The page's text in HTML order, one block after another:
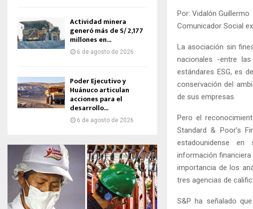
Por: Vidalón Guillermo
Comunicador Social
La asociación sin
nacionales -entre
estándares ESG, es
conservación del
de sus empresas.
Pero el
Standard & Poor’s
estadounidense en
información
importancia de los
tres agencias de
S&P ha señalado
Actividad minera
generó más de S/ 2,177
millones en...
6 de agosto de 2026
Poder Ejecutivo y
Huánuco articulan
acciones para el
desarrollo...
6 de agosto de 2026